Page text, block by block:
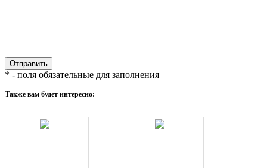
* - поля обязательные для заполнения
Также вам будет интересно: